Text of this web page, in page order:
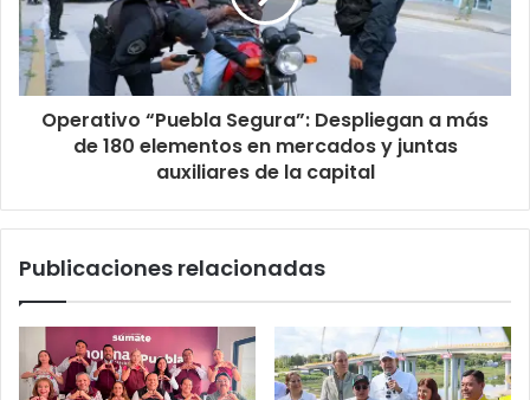
Operativo “Puebla Segura”: Despliegan a más
de 180 elementos en mercados y juntas
auxiliares de la capital
Publicaciones relacionadas